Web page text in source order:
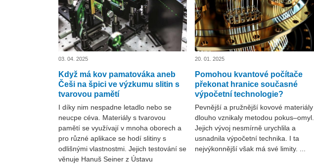
03. 04. 2025
Když má kov pamatováka aneb
Češi na špici ve výzkumu slitin s
tvarovou pamětí
I díky nim nespadne letadlo nebo se
neucpe céva. Materiály s tvarovou
pamětí se využívají v mnoha oborech a
pro různé aplikace se hodí slitiny s
odlišnými vlastnostmi. Jejich testování se
věnuje Hanuš Seiner z Ústavu
20. 01. 2025
Pomohou kvantové počítače
překonat hranice současné
výpočetní technologie?
Pevnější a pružnější kovové materiály
dlouho vznikaly metodou pokus–omyl.
Jejich vývoj nesmírně urychlila a
usnadnila výpočetní technika. I ta
nejvýkonnější však má své limity. ...